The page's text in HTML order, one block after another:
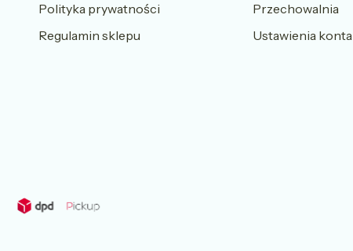
Polityka prywatności
Regulamin sklepu
Przechowalnia
Ustawienia konta